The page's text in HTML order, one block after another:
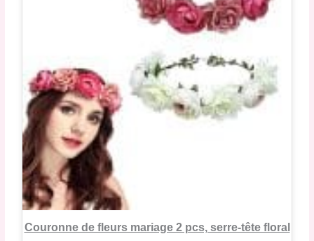
Couronne de fleurs mariage 2 pcs, serre-tête floral